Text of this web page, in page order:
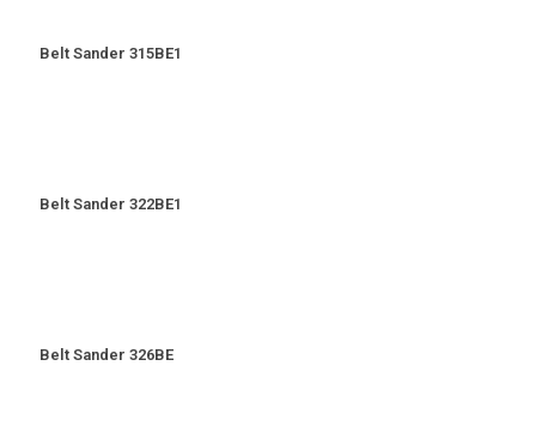
Belt Sander 315BE1
Belt Sander 322BE1
Belt Sander 326BE